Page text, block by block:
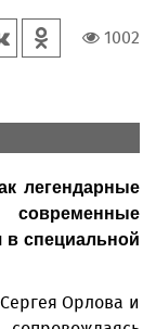
1002
легендарные
специальной
Орлова и